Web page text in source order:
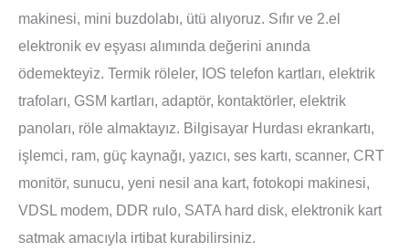
makinesi, mini buzdolabı, ütü alıyoruz. Sıfır ve 2.el
elektronik ev eşyası alımında değerini anında
ödemekteyiz. Termik röleler, IOS telefon kartları, elektrik
trafoları, GSM kartları, adaptör, kontaktörler, elektrik
panoları, röle almaktayız. Bilgisayar Hurdası ekrankartı,
işlemci, ram, güç kaynağı, yazıcı, ses kartı, scanner, CRT
monitör, sunucu, yeni nesil ana kart, fotokopi makinesi,
VDSL modem, DDR rulo, SATA hard disk, elektronik kart
satmak amacıyla irtibat kurabilirsiniz.